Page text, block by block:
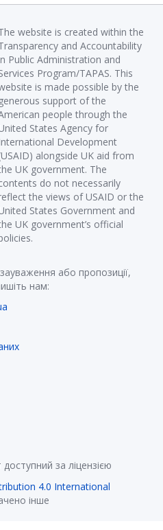
website is created within the
and Accountability
Public Administration and
Program/TAPAS. This
is made possible by the
generous support of the
people through the
States Agency for
Development
alongside UK aid from
UK government. The
do not necessarily
the views of USAID or the
States Government and
UK government’s official
або пропозиції,
нам:
за ліцензією
4.0 International
інше